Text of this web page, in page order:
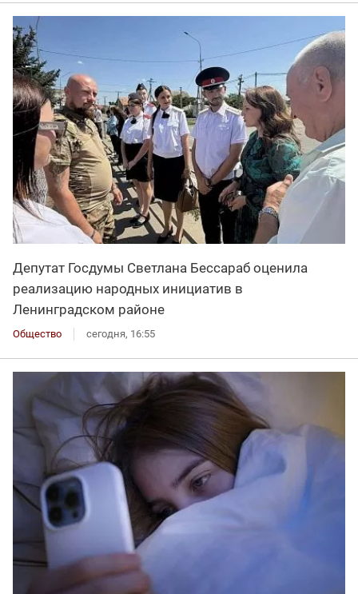
Депутат Госдумы Светлана Бессараб оценила
реализацию народных инициатив в
Ленинградском районе
Общество сегодня, 16:55